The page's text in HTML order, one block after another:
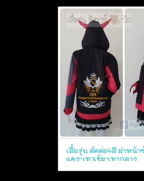
เสื้อรุ่น ตัดต่อ4สี ผ่าหน้า
แดง-เทาเข้ม-เทากลาง